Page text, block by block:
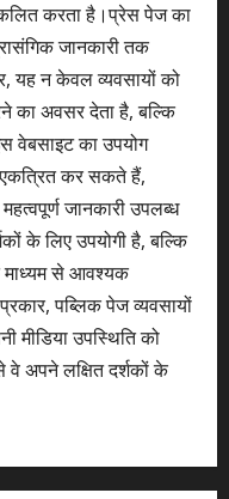
करता है।प्रेस पेज का
जानकारी तक
यह न केवल व्यवसायों को
का अवसर देता है, बल्कि
वेबसाइट का उपयोग
कर सकते हैं,
जानकारी उपलब्ध
के लिए उपयोगी है, बल्कि
माध्यम से आवश्यक
पब्लिक पेज व्यवसायों
मीडिया उपस्थिति को
अपने लक्षित दर्शकों के